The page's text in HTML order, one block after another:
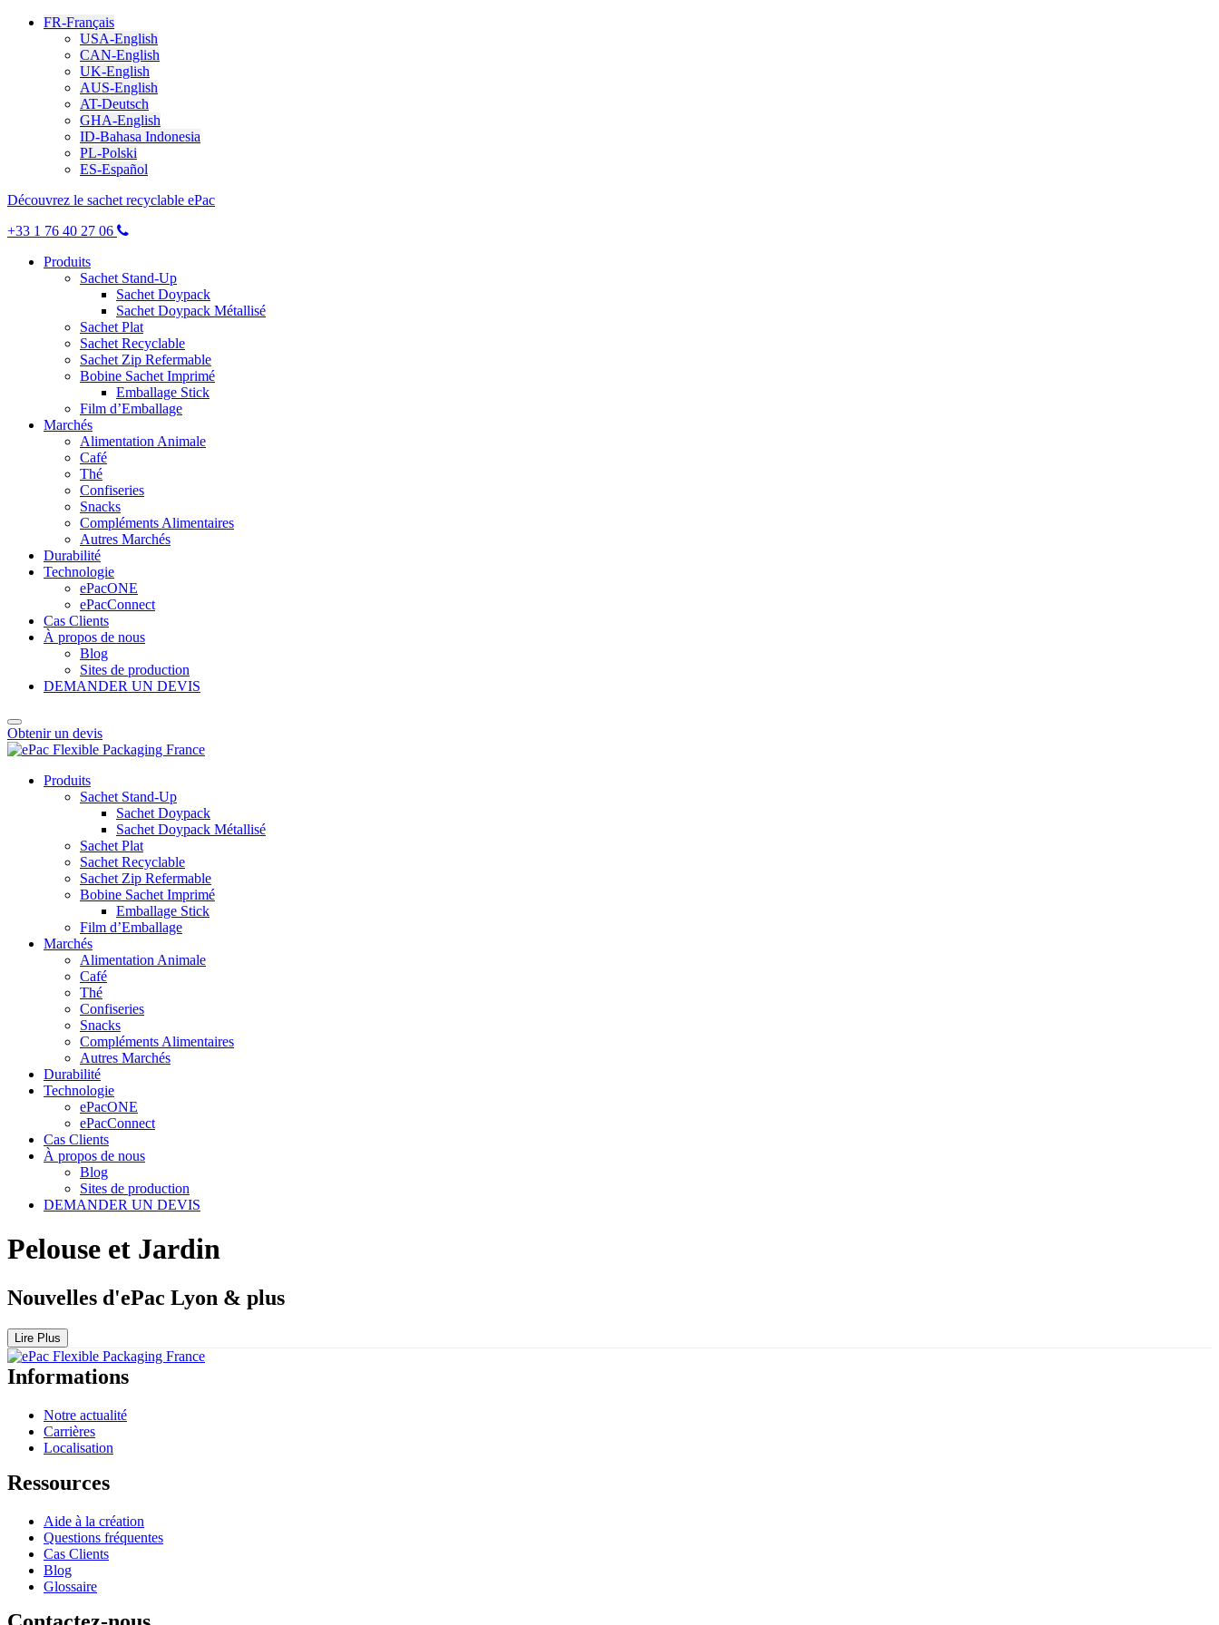
FR-Français
USA-English
CAN-English
UK-English
AUS-English
AT-Deutsch
GHA-English
ID-Bahasa Indonesia
PL-Polski
ES-Español
Découvrez le sachet recyclable ePac
+33 1 76 40 27 06
Produits
Sachet Stand-Up
Sachet Doypack
Sachet Doypack Métallisé
Sachet Plat
Sachet Recyclable
Sachet Zip Refermable
Bobine Sachet Imprimé
Emballage Stick
Film d’Emballage
Marchés
Alimentation Animale
Café
Thé
Confiseries
Snacks
Compléments Alimentaires
Autres Marchés
Durabilité
Technologie
ePacONE
ePacConnect
Cas Clients
À propos de nous
Blog
Sites de production
DEMANDER UN DEVIS
Obtenir un devis
Produits
Sachet Stand-Up
Sachet Doypack
Sachet Doypack Métallisé
Sachet Plat
Sachet Recyclable
Sachet Zip Refermable
Bobine Sachet Imprimé
Emballage Stick
Film d’Emballage
Marchés
Alimentation Animale
Café
Thé
Confiseries
Snacks
Compléments Alimentaires
Autres Marchés
Durabilité
Technologie
ePacONE
ePacConnect
Cas Clients
À propos de nous
Blog
Sites de production
DEMANDER UN DEVIS
Pelouse et Jardin
Nouvelles d'ePac Lyon & plus
Lire Plus
Informations
Notre actualité
Carrières
Localisation
Ressources
Aide à la création
Questions fréquentes
Cas Clients
Blog
Glossaire